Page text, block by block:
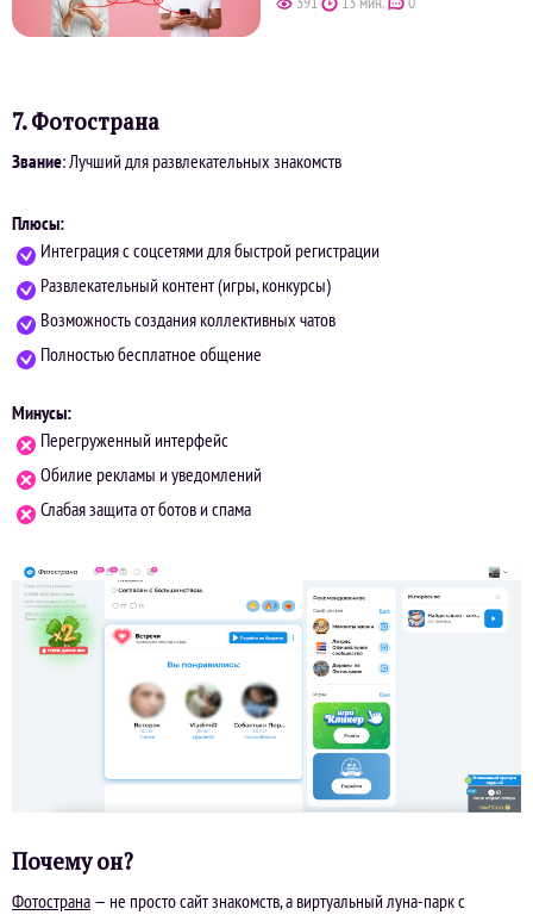
7. Фотострана
Звание: Лучший для развлекательных знакомств
Плюсы:
Интеграция с соцсетями для быстрой регистрации
Развлекательный контент (игры, конкурсы)
Возможность создания коллективных чатов
Полностью бесплатное общение
Минусы:
Перегруженный интерфейс
Обилие рекламы и уведомлений
Слабая защита от ботов и спама
Почему он?
Фотострана — не просто сайт знакомств, а виртуальный луна-парк с